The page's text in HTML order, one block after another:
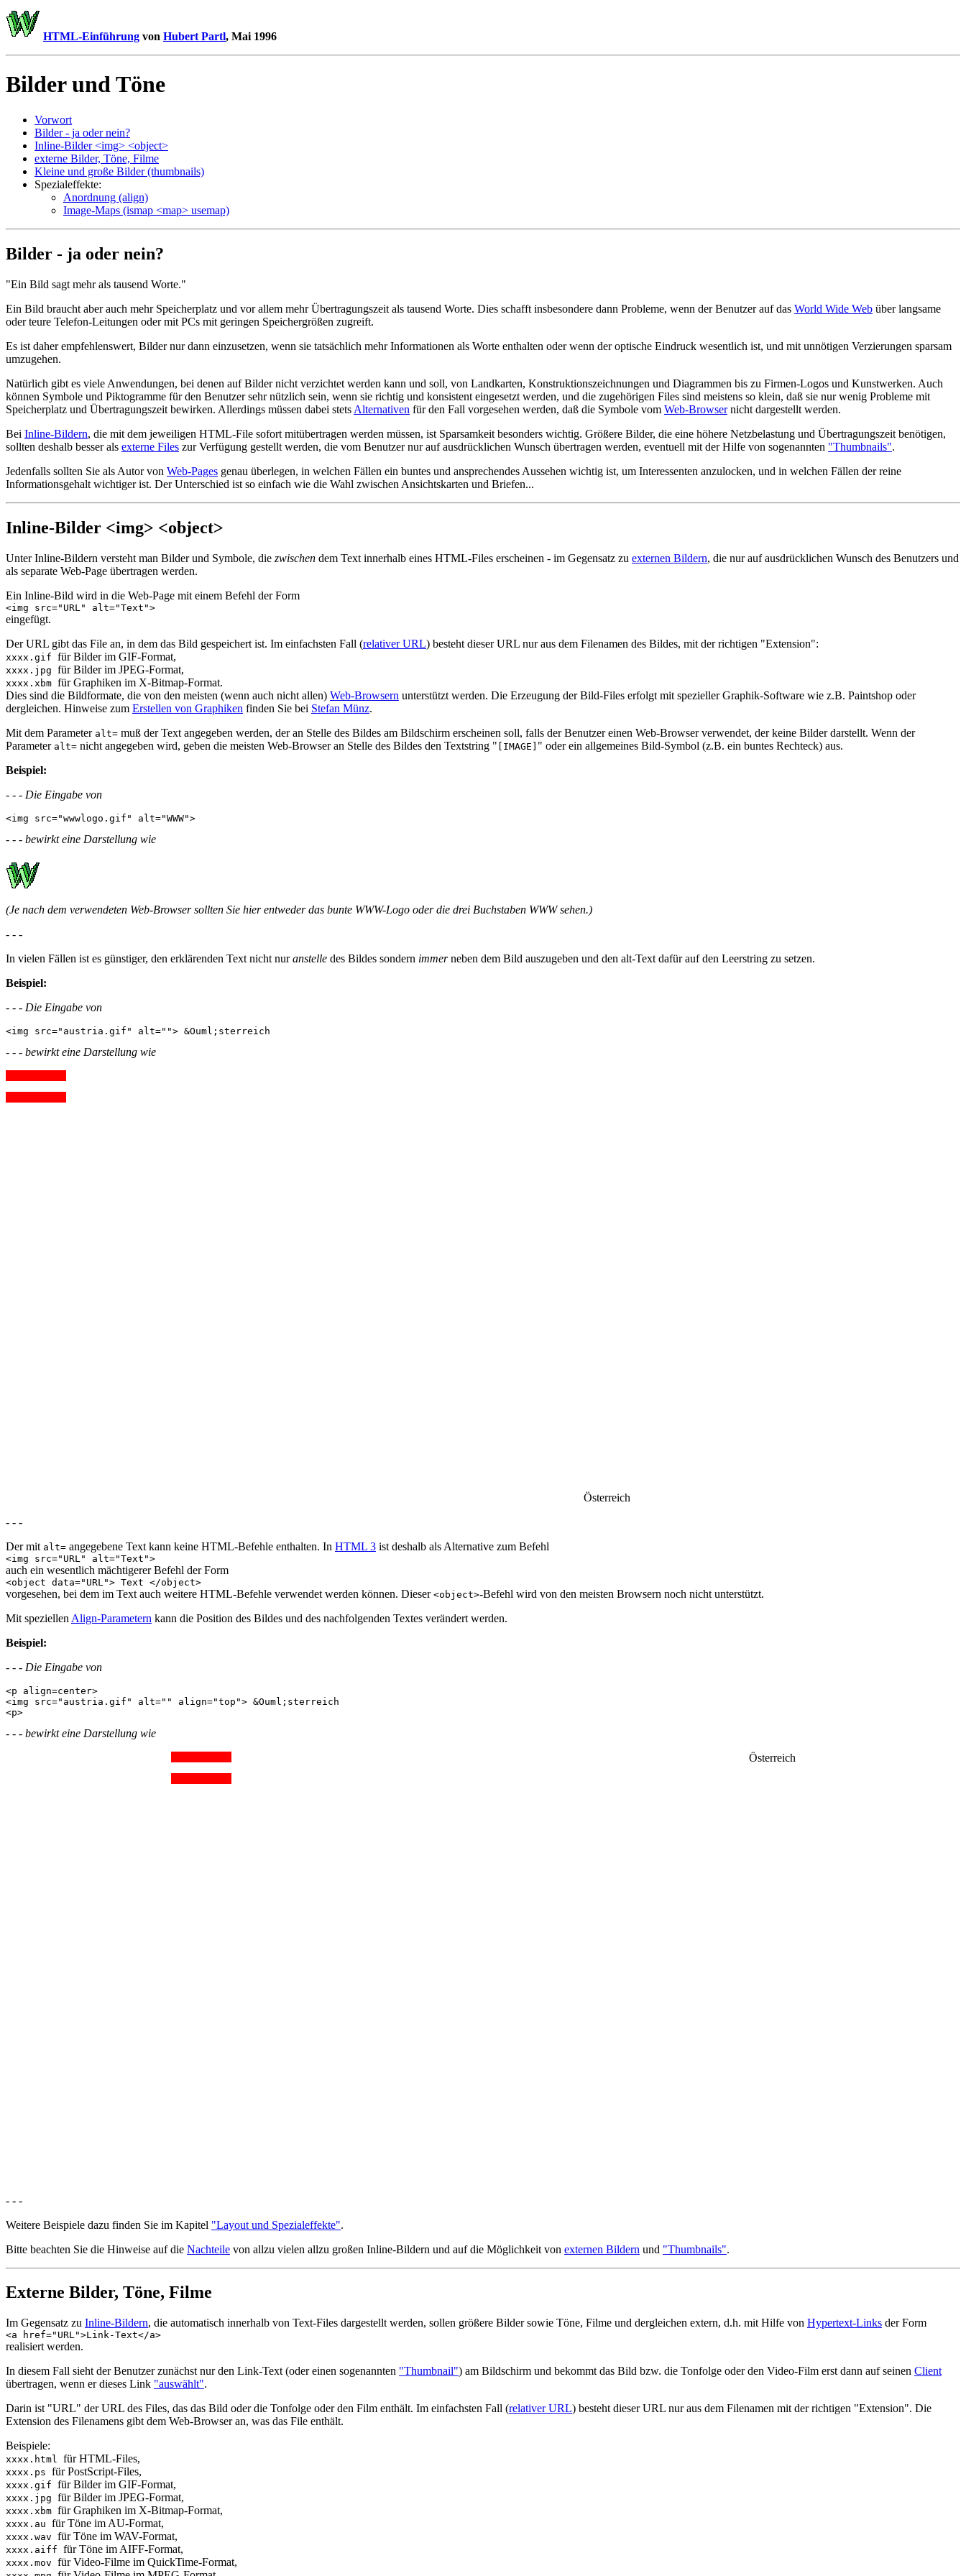
HTML-Einführung von Hubert Partl, Mai 1996
Bilder und Töne
Vorwort
Bilder - ja oder nein?
Inline-Bilder <img> <object>
externe Bilder, Töne, Filme
Kleine und große Bilder (thumbnails)
Spezialeffekte:
Anordnung (align)
Image-Maps (ismap <map> usemap)
Bilder - ja oder nein?
"Ein Bild sagt mehr als tausend Worte."
Ein Bild braucht aber auch mehr Speicherplatz und vor allem mehr Übertragungszeit als tausend Worte. Dies schafft insbesondere dann Probleme, wenn der Benutzer auf das World Wide Web über langsame
oder teure Telefon-Leitungen oder mit PCs mit geringen Speichergrößen zugreift.
Es ist daher empfehlenswert, Bilder nur dann einzusetzen, wenn sie tatsächlich mehr Informationen als Worte enthalten oder wenn der optische Eindruck wesentlich ist, und mit unnötigen Verzierungen sparsam
umzugehen.
Natürlich gibt es viele Anwendungen, bei denen auf Bilder nicht verzichtet werden kann und soll, von Landkarten, Konstruktionszeichnungen und Diagrammen bis zu Firmen-Logos und Kunstwerken. Auch
können Symbole und Piktogramme für den Benutzer sehr nützlich sein, wenn sie richtig und konsistent eingesetzt werden, und die zugehörigen Files sind meistens so klein, daß sie nur wenig Probleme mit
Speicherplatz und Übertragungszeit bewirken. Allerdings müssen dabei stets Alternativen für den Fall vorgesehen werden, daß die Symbole vom Web-Browsernicht dargestellt werden.
Bei Inline-Bildern, die mit dem jeweiligen HTML-File sofort mitübertragen werden müssen, ist Sparsamkeit besonders wichtig. Größere Bilder, die eine höhere Netzbelastung und Übertragungszeit benötigen,
sollten deshalb besser als externe Files zur Verfügung gestellt werden, die vom Benutzer nur auf ausdrücklichen Wunsch übertragen werden, eventuell mit der Hilfe von sogenannten "Thumbnails".
Jedenfalls sollten Sie als Autor von Web-Pages genau überlegen, in welchen Fällen ein buntes und ansprechendes Aussehen wichtig ist, um Interessenten anzulocken, und in welchen Fällen der reine
Informationsgehalt wichtiger ist. Der Unterschied ist so einfach wie die Wahl zwischen Ansichtskarten und Briefen...
Inline-Bilder <img> <object>
Unter Inline-Bildern versteht man Bilder und Symbole, die zwischen dem Text innerhalb eines HTML-Files erscheinen - im Gegensatz zu externen Bildern, die nur auf ausdrücklichen Wunsch des Benutzers und
als separate Web-Page übertragen werden.
Ein Inline-Bild wird in die Web-Page mit einem Befehl der Form
<img src="URL" alt="Text">
eingefügt.
Der URL gibt das File an, in dem das Bild gespeichert ist. Im einfachsten Fall (relativer URL) besteht dieser URL nur aus dem Filenamen des Bildes, mit der richtigen "Extension":
xxxx.gif für Bilder im GIF-Format,
xxxx.jpg für Bilder im JPEG-Format,
xxxx.xbm für Graphiken im X-Bitmap-Format.
Dies sind die Bildformate, die von den meisten (wenn auch nicht allen) Web-Browsern unterstützt werden. Die Erzeugung der Bild-Files erfolgt mit spezieller Graphik-Software wie z.B. Paintshop oder
dergleichen. Hinweise zum Erstellen von Graphiken finden Sie bei Stefan Münz.
Mit dem Parameter alt= muß der Text angegeben werden, der an Stelle des Bildes am Bildschirm erscheinen soll, falls der Benutzer einen Web-Browser verwendet, der keine Bilder darstellt. Wenn der
Parameter alt= nicht angegeben wird, geben die meisten Web-Browser an Stelle des Bildes den Textstring " [IMAGE] " oder ein allgemeines Bild-Symbol (z.B. ein buntes Rechteck) aus.
Beispiel:
- - - Die Eingabe von
- - - bewirkt eine Darstellung wie
(Je nach dem verwendeten Web-Browser sollten Sie hier entweder das bunte WWW-Logo oder die drei Buchstaben WWW sehen.)
- - -
In vielen Fällen ist es günstiger, den erklärenden Text nicht nuranstelle des Bildes sondern immerneben dem Bild auszugeben und den alt-Text dafür auf den Leerstring zu setzen.
Beispiel:
- - - Die Eingabe von
- - - bewirkt eine Darstellung wie
Österreich
- - -
Der mit alt= angegebene Text kann keine HTML-Befehle enthalten. In HTML 3 ist deshalb als Alternative zum Befehl
<img src="URL" alt="Text">
auch ein wesentlich mächtigerer Befehl der Form
<object data="URL"> Text </object>
vorgesehen, bei dem im Text auch weitere HTML-Befehle verwendet werden können. Dieser <object>-Befehl wird von den meisten Browsern noch nicht unterstützt.
Mit speziellen Align-Parametern kann die Position des Bildes und des nachfolgenden Textes verändert werden.
Beispiel:
- - - Die Eingabe von
<p align=center>
<img src="austria.gif" alt="" align="top"> &Ouml;sterreich
- - - bewirkt eine Darstellung wie
Österreich
- - -
Weitere Beispiele dazu finden Sie im Kapitel "Layout und Spezialeffekte".
Bitte beachten Sie die Hinweise auf die Nachteile von allzu vielen allzu großen Inline-Bildern und auf die Möglichkeit von externen Bildern und "Thumbnails".
Externe Bilder, Töne, Filme
Im Gegensatz zu Inline-Bildern, die automatisch innerhalb von Text-Files dargestellt werden, sollen größere Bilder sowie Töne, Filme und dergleichen extern, d.h. mit Hilfe von Hypertext-Links der Form
<a href="URL">Link-Text</a>
realisiert werden.
In diesem Fall sieht der Benutzer zunächst nur den Link-Text (oder einen sogenannten "Thumbnail") am Bildschirm und bekommt das Bild bzw. die Tonfolge oder den Video-Film erst dann auf seinen Client
übertragen, wenn er dieses Link "auswählt".
Darin ist "URL" der URL des Files, das das Bild oder die Tonfolge oder den Film enthält. Im einfachsten Fall (relativer URL) besteht dieser URL nur aus dem Filenamen mit der richtigen "Extension". Die
Extension des Filenamens gibt dem Web-Browser an, was das File enthält.
Beispiele:
xxxx.html für HTML-Files,
xxxx.ps für PostScript-Files,
xxxx.gif für Bilder im GIF-Format,
xxxx.jpg für Bilder im JPEG-Format,
xxxx.xbm für Graphiken im X-Bitmap-Format,
xxxx.au für Töne im AU-Format,
xxxx.wav für Töne im WAV-Format,
xxxx.aiff für Töne im AIFF-Format,
xxxx.mov für Video-Filme im QuickTime-Format,